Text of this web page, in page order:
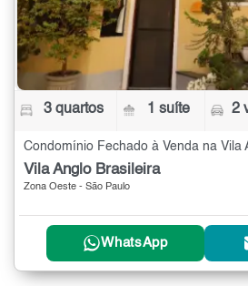
3 quartos 1 suíte 2
Vila Anglo Brasileira
Zona Oeste - São Paulo
WhatsApp